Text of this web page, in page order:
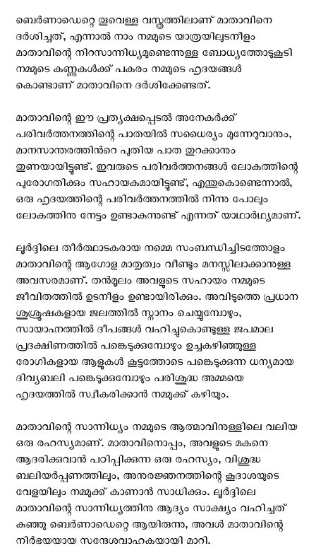
ബെര്‍ണാഡെറ്റെ തൂവെള്ള വസ്ത്രത്തിലാണ് മാതാവിനെ
ദര്‍ശിച്ചത്, എന്നാല്‍ നാം നമ്മുടെ യാത്രയിലുടനീളം
മാതാവിന്റെ നിറസാന്നിധ്യമുണ്ടെന്നുള്ള ബോധ്യത്തോടുകൂടി
നമ്മുടെ കണ്ണുകള്‍ക്ക്‌ പകരം നമ്മുടെ ഹൃദയങ്ങള്‍
കൊണ്ടാണ് മാതാവിനെ ദര്‍ശിക്കേണ്ടത്.
മാതാവിന്റെ ഈ പ്രത്യക്ഷപ്പെടല്‍ അനേകര്‍ക്ക്
പരിവര്‍ത്തനത്തിന്റെ പാതയില്‍ സധൈര്യം മുന്നേറുവാനും,
മാനസാന്തരത്തിന്‍റെ പുതിയ പാത തുറക്കാനും
തുണയായിട്ടുണ്ട്. ഇവരുടെ പരിവര്‍ത്തനങ്ങള്‍ ലോകത്തിന്റെ
പുരോഗതിക്കും സഹായകമായിട്ടുണ്ട്, എന്തുകൊണ്ടെന്നാല്‍,
ഒരു ഹൃദയത്തിന്റെ പരിവര്‍ത്തനത്തില്‍ നിന്നു പോലും
ലോകത്തിനു നേട്ടം ഉണ്ടാകുന്നുണ്ട് എന്നത് യാഥാര്‍ഥ്യമാണ്.
ലൂര്‍ദ്ദിലെ തീര്‍ത്ഥാടകരായ നമ്മെ സംബന്ധിച്ചിടത്തോളം
മാതാവിന്റെ ആഗോള മാതൃത്വം വീണ്ടും മനസ്സിലാക്കാനുള്ള
അവസരമാണ്. തന്‍മൂലം അവളുടെ സഹായം നമ്മുടെ
ജീവിതത്തില്‍ ഉടനീളം ഉണ്ടായിരിക്കും. അവിടുത്തെ പ്രധാന
ശുശ്രൂഷകളായ ജലത്തില്‍ സ്നാനം ചെയ്യുമ്പോഴും,
സായാഹ്നത്തില്‍ ദീപങ്ങള്‍ വഹിച്ചുകൊണ്ടുള്ള ജപമാല
പ്രദക്ഷിണത്തില്‍ പങ്കെടുക്കുമ്പോഴും ഉച്ചകഴിഞ്ഞുള്ള
രോഗികളായ ആളുകള്‍ കൂട്ടത്തോടെ പങ്കെടുക്കുന്ന ധന്യമായ
ദിവ്യബലി പങ്കെടുക്കുമ്പോഴും പരിശുദ്ധ അമ്മയെ
ഹൃദയത്തില്‍ സ്വീകരിക്കാന്‍ നമ്മുക്ക് കഴിയും.
മാതാവിന്റെ സാന്നിധ്യം നമ്മുടെ ആത്മാവിനുള്ളിലെ വലിയ
ഒരു രഹസ്യമാണ്. മാതാവിനൊപ്പം, അവളുടെ മകനെ
ആദരിക്കുവാന്‍ പഠിപ്പിക്കുന്ന ഒരു രഹസ്യം, വിശുദ്ധ
ബലിയര്‍പ്പണത്തിലും, അനുരജ്ഞനത്തിന്റെ കൂദാശയുടെ
വേളയിലും നമ്മുക്ക് കാണാന്‍ സാധിക്കും. ലൂര്‍ദ്ദിലെ
മാതാവിന്റെ സാന്നിധ്യത്തിനു ആദ്യം സാക്ഷ്യം വഹിച്ചത്‌
കുഞ്ഞു ബെര്‍ണാഡെറ്റെ ആയിരുന്നു, അവള്‍ മാതാവിന്റെ
നിര്‍ഭയയായ സന്ദേശവാഹകയായി മാറി.